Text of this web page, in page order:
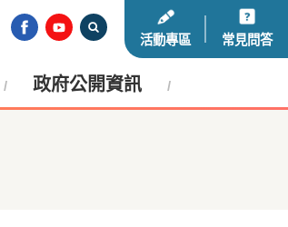
活動專區 常見問答
政府公開資訊